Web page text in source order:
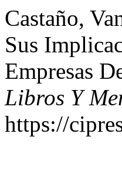
Castaño,
Sus
Empresas
Libros Y
https://